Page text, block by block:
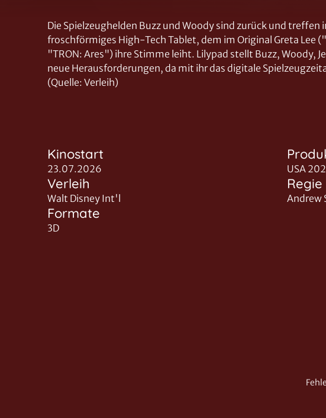
Die Spielzeughelden Buzz und Woody sind zurück und treffen
froschförmiges High-Tech Tablet, dem im Original Greta Lee
"TRON: Ares") ihre Stimme leiht. Lilypad stellt Buzz, Woody,
neue Herausforderungen, da mit ihr das digitale
(Quelle: Verleih)
Kinostart
23.07.2026 USA
Verleih
Walt Disney Int'l
Regie
Andrew
Formate
3D